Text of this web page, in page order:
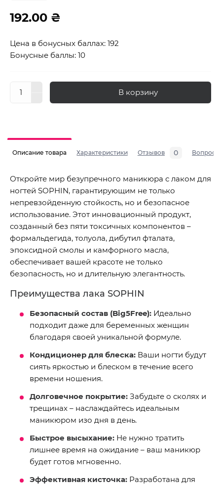
192.00 ₴
Цена в бонусных баллах: 192
Бонусные баллы: 10
В корзину
Описание товара Характеристики Отзывов 0 Вопросы
Откройте мир безупречного маникюра с лаком для
ногтей SOPHIN, гарантирующим не только
непревзойденную стойкость, но и безопасное
использование. Этот инновационный продукт,
созданный без пяти токсичных компонентов –
формальдегида, толуола, дибутил фталата,
эпоксидной смолы и камфорного масла,
обеспечивает вашей красоте не только
безопасность, но и длительную элегантность.
Преимущества лака SOPHIN
Безопасный состав (Big5Free): Идеально
подходит даже для беременных женщин
благодаря своей уникальной формуле.
Кондиционер для блеска: Ваши ногти будут
сиять яркостью и блеском в течение всего
времени ношения.
Долговечное покрытие: Забудьте о сколях и
трещинах – наслаждайтесь идеальным
маникюром изо дня в день.
Быстрое высыхание: Не нужно тратить
лишнее время на ожидание – ваш маникюр
будет готов мгновенно.
Эффективная кисточка: Разработана для